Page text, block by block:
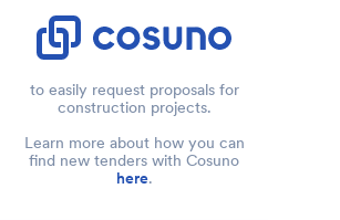
to easily request proposals for
construction projects.
Learn more about how you can
find new tenders with Cosuno
here.